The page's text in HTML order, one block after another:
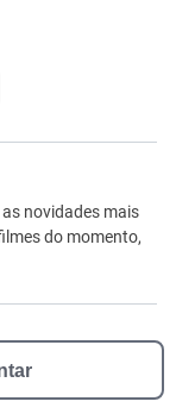
novidades mais
do momento,